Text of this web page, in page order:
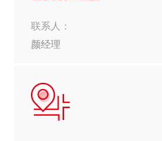
联系人：
颜经理